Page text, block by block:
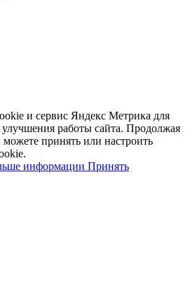
и сервис Яндекс Метрика для
работы сайта. Продолжая
принять или настроить
информации Принять